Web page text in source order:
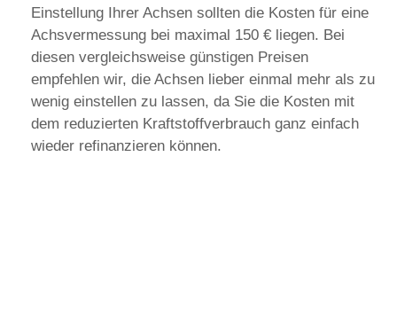
Einstellung Ihrer Achsen sollten die Kosten für eine
Achsvermessung bei maximal 150 € liegen. Bei
diesen vergleichsweise günstigen Preisen
empfehlen wir, die Achsen lieber einmal mehr als zu
wenig einstellen zu lassen, da Sie die Kosten mit
dem reduzierten Kraftstoffverbrauch ganz einfach
wieder refinanzieren können.